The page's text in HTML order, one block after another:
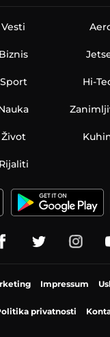
Vesti
Biznis
Sport Hi-
Život
Rijaliti
Impressum
privatnosti